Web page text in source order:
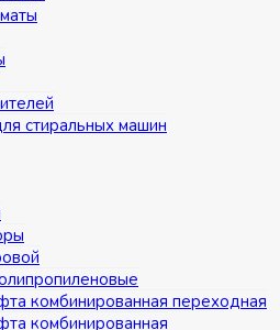
стиральных машин
комбинированная переходная
комбинированная